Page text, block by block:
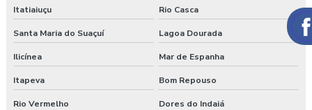
Itatiaiuçu Rio Casca
Santa Maria do Suaçuí Lagoa Dourada
Ilicínea Mar de Espanha
Itapeva Bom Repouso
Rio Vermelho Dores do Indaiá